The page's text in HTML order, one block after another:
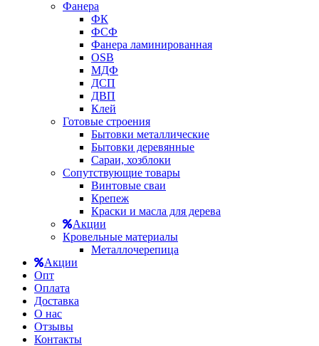
Фанера
ФК
ФСФ
Фанера ламинированная
OSB
МДФ
ДСП
ДВП
Клей
Готовые строения
Бытовки металлические
Бытовки деревянные
Сараи, хозблоки
Сопутствующие товары
Винтовые сваи
Крепеж
Краски и масла для дерева
Акции
Кровельные материалы
Металлочерепица
Акции
Опт
Оплата
Доставка
О нас
Отзывы
Контакты